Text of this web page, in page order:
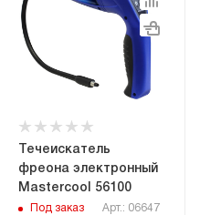
Течеискатель
фреона электронный
Mastercool 56100
Под заказ Арт.: 06647